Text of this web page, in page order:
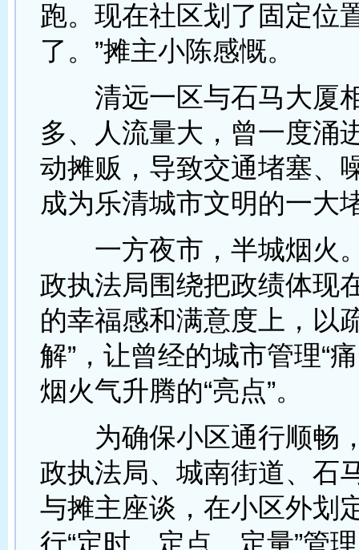
跑。现在社区划了固定位
了。”摊主小陈感慨。
清远一区与石马大厦
多、人流量大，曾一度涌
动摊贩，导致交通堵塞、
成为乐清城市文明的一大
一方夜市，半城烟火
政执法局围绕把政绩体现
的幸福感和满意度上，以
解”，让曾经的城市管理“
烟火气升腾的“亮点”。
为确保小区通行顺畅
政执法局、城南街道、石
与摊主座谈，在小区外划
行“定时、定点、定量”管